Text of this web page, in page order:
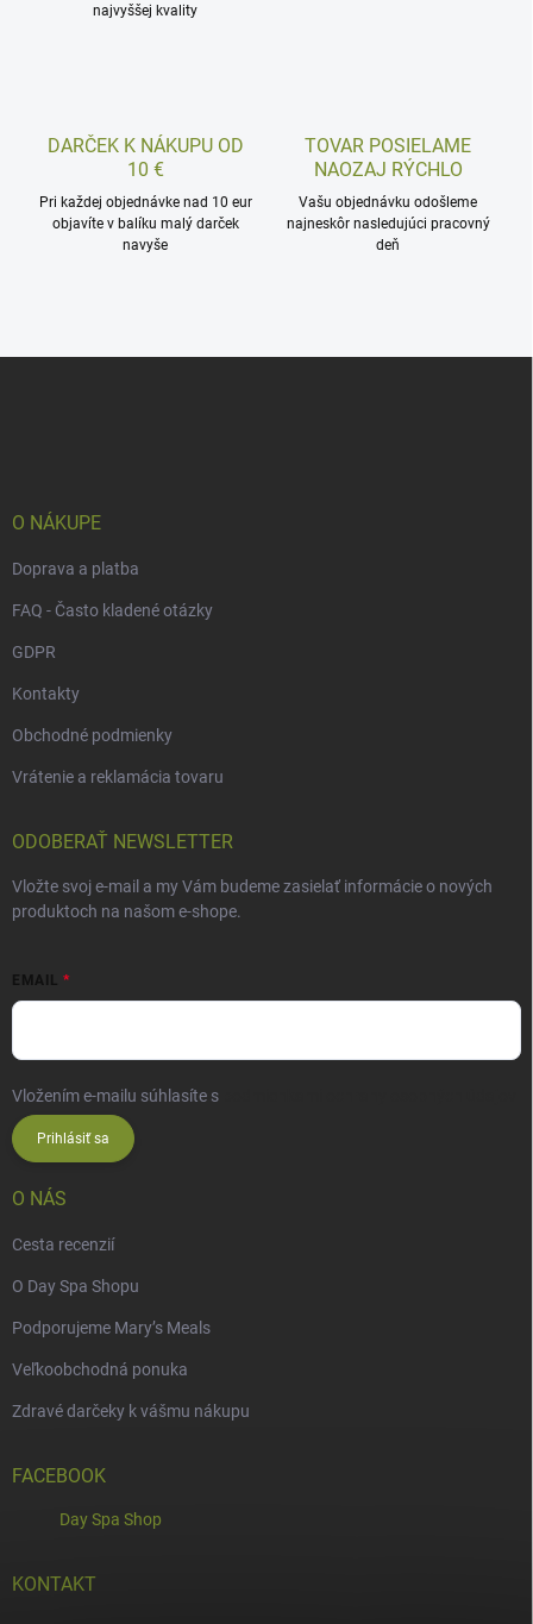
najvyššej kvality
DARČEK K NÁKUPU OD
10 €
Pri každej objednávke nad 10 eur
objavíte v balíku malý darček
navyše
TOVAR POSIELAME
NAOZAJ RÝCHLO
Vašu objednávku odošleme
najneskôr nasledujúci pracovný
deň
O NÁKUPE
Doprava a platba
FAQ - Často kladené otázky
GDPR
Kontakty
Obchodné podmienky
Vrátenie a reklamácia tovaru
ODOBERAŤ NEWSLETTER
Vložte svoj e-mail a my Vám budeme zasielať informácie o nových
produktoch na našom e-shope.
EMAIL
Vložením e-mailu súhlasíte s
Prihlásiť sa
O NÁS
Cesta recenzií
O Day Spa Shopu
Podporujeme Mary’s Meals
Veľkoobchodná ponuka
Zdravé darčeky k vášmu nákupu
FACEBOOK
Day Spa Shop
KONTAKT